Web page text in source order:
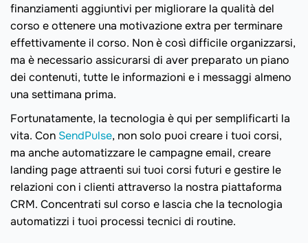
finanziamenti aggiuntivi per migliorare la qualità del
corso e ottenere una motivazione extra per terminare
effettivamente il corso. Non è così difficile organizzarsi,
ma è necessario assicurarsi di aver preparato un piano
dei contenuti, tutte le informazioni e i messaggi almeno
una settimana prima.
Fortunatamente, la tecnologia è qui per semplificarti la
vita. Con SendPulse, non solo puoi creare i tuoi corsi,
ma anche automatizzare le campagne email, creare
landing page attraenti sui tuoi corsi futuri e gestire le
relazioni con i clienti attraverso la nostra piattaforma
CRM. Concentrati sul corso e lascia che la tecnologia
automatizzi i tuoi processi tecnici di routine.